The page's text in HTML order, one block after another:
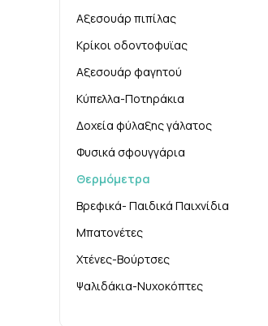
Αξεσουάρ πιπίλας
Κρίκοι οδοντοφυϊας
Αξεσουάρ φαγητού
Κύπελλα-Ποτηράκια
Δοχεία φύλαξης γάλατος
Φυσικά σφουγγάρια
Θερμόμετρα
Βρεφικά- Παιδικά Παιχνίδια
Μπατονέτες
Χτένες-Βούρτσες
Ψαλιδάκια-Νυχοκόπτες